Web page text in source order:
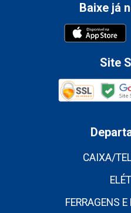
Baixe já
Site
CAIXA/
FERRAGENS